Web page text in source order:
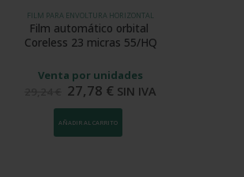
FILM PARA ENVOLTURA HORIZONTAL
Film automático orbital
Coreless 23 micras 55/HQ
Venta por unidades
27,78 € SIN IVA
AÑADIR AL CARRITO